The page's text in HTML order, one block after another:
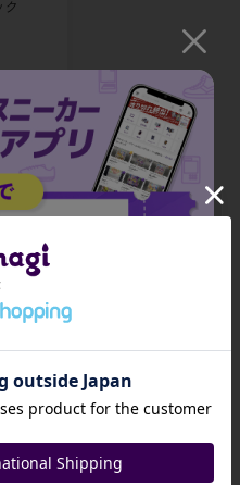
エレザ
193
【BGS10】エレザ
ーク柄/ミラー仕様)
053/193
出品数 0
ード
する